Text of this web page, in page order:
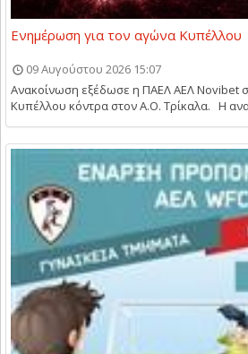
Ενημέρωση για τον αγώνα Κυπέλλου
09 Αυγούστου 2026 15:07
Ανακοίνωση εξέδωσε η ΠΑΕΛ ΑΕΛ Novibet
Κυπέλλου κόντρα στον Α.Ο. Τρίκαλα. Η